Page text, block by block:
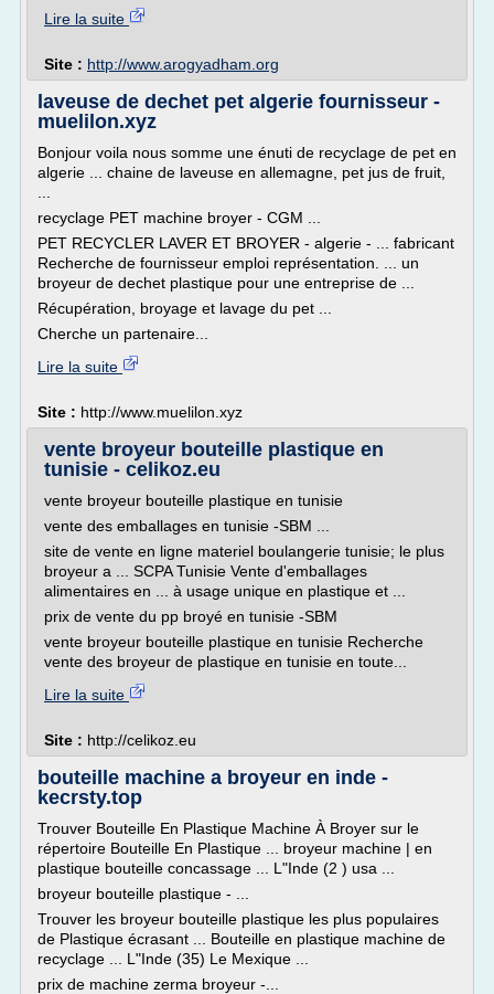
Lire la suite
Site : http://www.arogyadham.org
laveuse de dechet pet algerie fournisseur -
muelilon.xyz
Bonjour voila nous somme une énuti de recyclage de pet en
algerie ... chaine de laveuse en allemagne, pet jus de fruit,
recyclage PET machine broyer - CGM ...
PET RECYCLER LAVER ET BROYER - algerie - ... fabricant
Recherche de fournisseur emploi représentation. ... un
broyeur de dechet plastique pour une entreprise de ...
Récupération, broyage et lavage du pet ...
Cherche un partenaire...
Lire la suite
Site : http://www.muelilon.xyz
vente broyeur bouteille plastique en
tunisie - celikoz.eu
vente broyeur bouteille plastique en tunisie
vente des emballages en tunisie -SBM ...
site de vente en ligne materiel boulangerie tunisie; le plus
broyeur a ... SCPA Tunisie Vente d'emballages
alimentaires en ... à usage unique en plastique et ...
prix de vente du pp broyé en tunisie -SBM
vente broyeur bouteille plastique en tunisie Recherche
vente des broyeur de plastique en tunisie en toute...
Lire la suite
Site : http://celikoz.eu
bouteille machine a broyeur en inde -
kecrsty.top
Trouver Bouteille En Plastique Machine À Broyer sur le
répertoire Bouteille En Plastique ... broyeur machine | en
plastique bouteille concassage ... L"Inde (2 ) usa ...
broyeur bouteille plastique - ...
Trouver les broyeur bouteille plastique les plus populaires
de Plastique écrasant ... Bouteille en plastique machine de
recyclage ... L"Inde (35) Le Mexique ...
prix de machine zerma broyeur -...